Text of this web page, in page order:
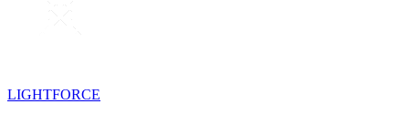
LIGHTFORCE